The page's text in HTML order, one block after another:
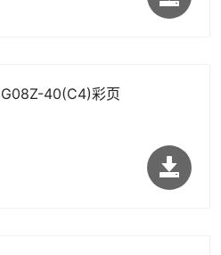
40(C4)彩页